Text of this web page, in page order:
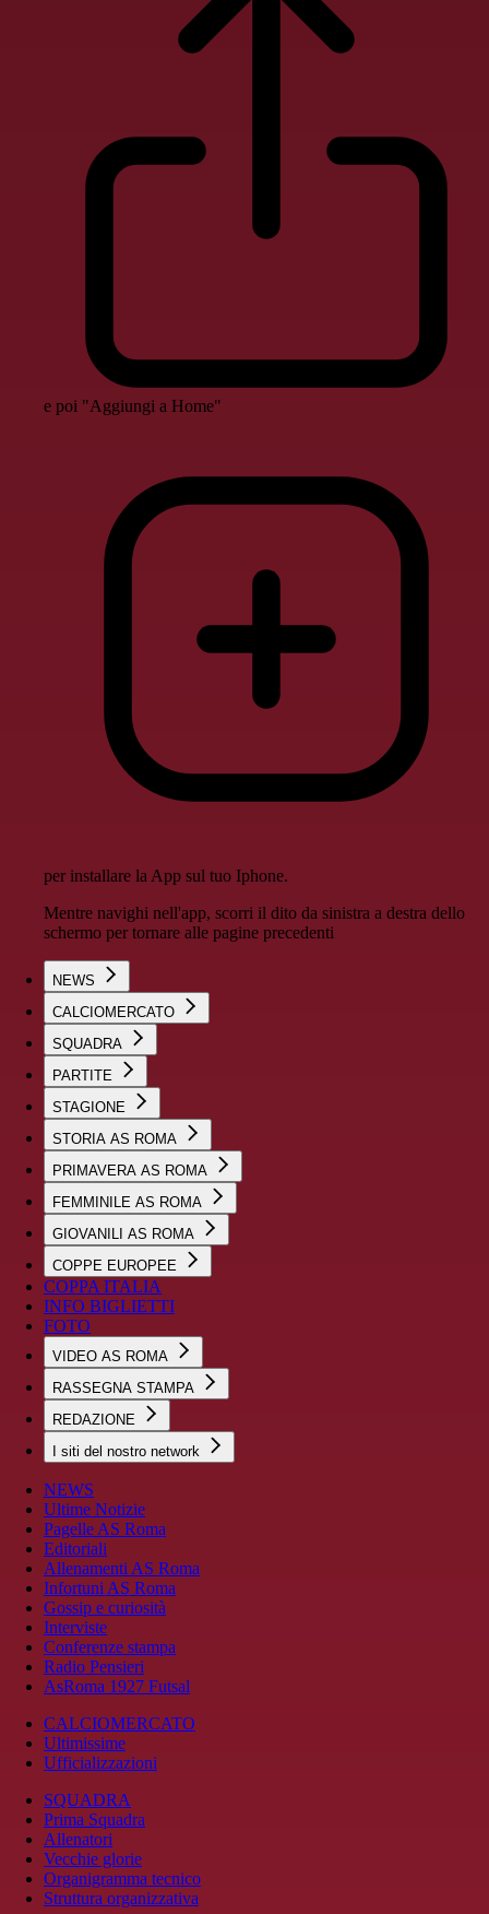
e poi "Aggiungi a Home"
per installare la App sul tuo Iphone.
Mentre navighi nell'app, scorri il dito da sinistra a destra dello
schermo per tornare alle pagine precedenti
NEWS
CALCIOMERCATO
SQUADRA
PARTITE
STAGIONE
STORIA AS ROMA
PRIMAVERA AS ROMA
FEMMINILE AS ROMA
GIOVANILI AS ROMA
COPPE EUROPEE
COPPA ITALIA
INFO BIGLIETTI
FOTO
VIDEO AS ROMA
RASSEGNA STAMPA
REDAZIONE
I siti del nostro network
NEWS
Ultime Notizie
Pagelle AS Roma
Editoriali
Allenamenti AS Roma
Infortuni AS Roma
Gossip e curiosità
Interviste
Conferenze stampa
Radio Pensieri
AsRoma 1927 Futsal
CALCIOMERCATO
Ultimissime
Ufficializzazioni
SQUADRA
Prima Squadra
Allenatori
Vecchie glorie
Organigramma tecnico
Struttura organizzativa